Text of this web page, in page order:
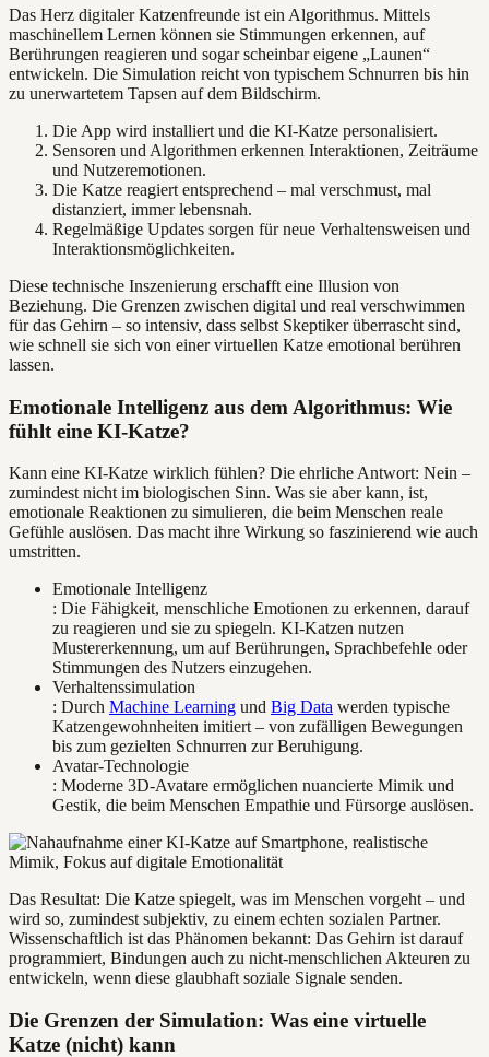
Das Herz digitaler Katzenfreunde ist ein Algorithmus. Mittels
maschinellem Lernen können sie Stimmungen erkennen, auf
Berührungen reagieren und sogar scheinbar eigene „Launen“
entwickeln. Die Simulation reicht von typischem Schnurren bis hin
zu unerwartetem Tapsen auf dem Bildschirm.
Die App wird installiert und die KI-Katze personalisiert.
Sensoren und Algorithmen erkennen Interaktionen, Zeiträume
und Nutzeremotionen.
Die Katze reagiert entsprechend – mal verschmust, mal
distanziert, immer lebensnah.
Regelmäßige Updates sorgen für neue Verhaltensweisen und
Interaktionsmöglichkeiten.
Diese technische Inszenierung erschafft eine Illusion von
Beziehung. Die Grenzen zwischen digital und real verschwimmen
für das Gehirn – so intensiv, dass selbst Skeptiker überrascht sind,
wie schnell sie sich von einer virtuellen Katze emotional berühren
lassen.
Emotionale Intelligenz aus dem Algorithmus: Wie
fühlt eine KI-Katze?
Kann eine KI-Katze wirklich fühlen? Die ehrliche Antwort: Nein –
zumindest nicht im biologischen Sinn. Was sie aber kann, ist,
emotionale Reaktionen zu simulieren, die beim Menschen reale
Gefühle auslösen. Das macht ihre Wirkung so faszinierend wie auch
umstritten.
Emotionale Intelligenz
: Die Fähigkeit, menschliche Emotionen zu erkennen, darauf
zu reagieren und sie zu spiegeln. KI-Katzen nutzen
Mustererkennung, um auf Berührungen, Sprachbefehle oder
Stimmungen des Nutzers einzugehen.
Verhaltenssimulation
: Durch Machine Learning und Big Data werden typische
Katzengewohnheiten imitiert – von zufälligen Bewegungen
bis zum gezielten Schnurren zur Beruhigung.
Avatar-Technologie
: Moderne 3D-Avatare ermöglichen nuancierte Mimik und
Gestik, die beim Menschen Empathie und Fürsorge auslösen.
Das Resultat: Die Katze spiegelt, was im Menschen vorgeht – und
wird so, zumindest subjektiv, zu einem echten sozialen Partner.
Wissenschaftlich ist das Phänomen bekannt: Das Gehirn ist darauf
programmiert, Bindungen auch zu nicht-menschlichen Akteuren zu
entwickeln, wenn diese glaubhaft soziale Signale senden.
Die Grenzen der Simulation: Was eine virtuelle
Katze (nicht) kann